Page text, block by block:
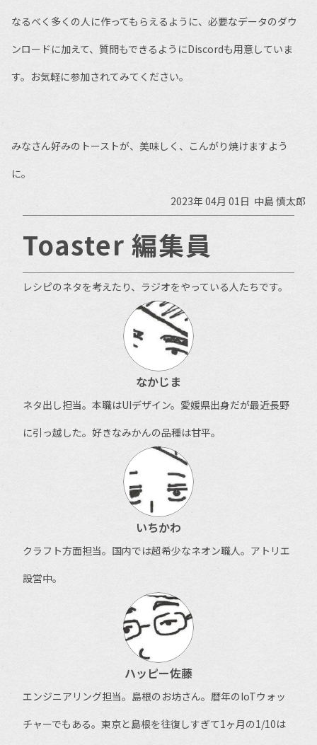
なるべく多くの人に作ってもらえるように、必要なデータのダウ
ンロードに加えて、質問もできるようにDiscordも用意していま
す。お気軽に参加されてみてください。
みなさん好みのトーストが、美味しく、こんがり焼けますよう
に。
2023年 04月 01日  中島 慎太郎
Toaster 編集員
レシピのネタを考えたり、ラジオをやっている人たちです。
なかじま
ネタ出し担当。本職はUIデザイン。愛媛県出身だが最近長野
に引っ越した。好きなみかんの品種は甘平。
いちかわ
クラフト方面担当。国内では超希少なネオン職人。アトリエ
設営中。
ハッピー佐藤
エンジニアリング担当。島根のお坊さん。暦年のIoTウォッ
チャーでもある。東京と島根を往復しすぎて1ヶ月の1/10は